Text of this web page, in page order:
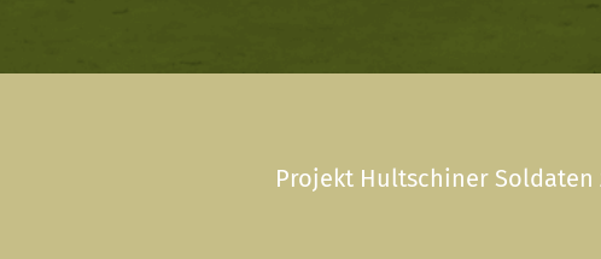
Projekt Hultschiner Soldaten